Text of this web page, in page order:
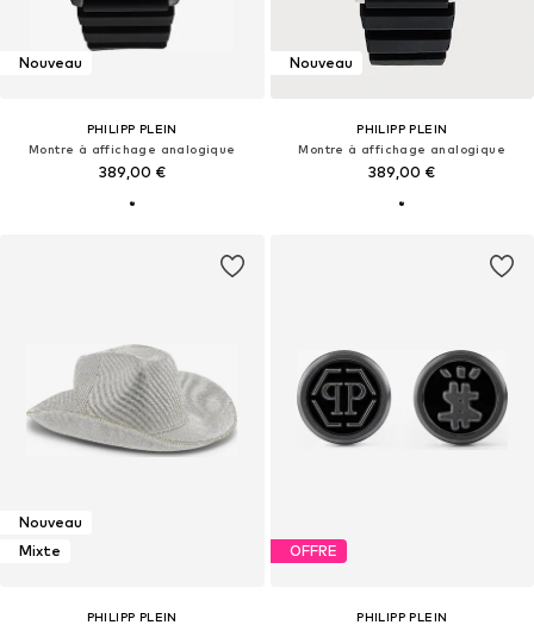
Nouveau
PHILIPP PLEIN
Montre à affichage analogique
389,00 €
Nouveau
PHILIPP PLEIN
Montre à affichage analogique
389,00 €
Nouveau
Mixte
PHILIPP PLEIN
OFFRE
PHILIPP PLEIN